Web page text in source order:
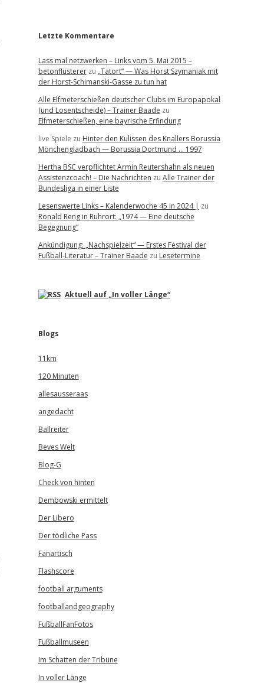
Letzte Kommentare
Lass mal netzwerken – Links vom 5. Mai 2015 –
betonflüstererzu „Tatort“ — Was Horst Szymaniak mit
der Horst-Schimanski-Gasse zu tun hat
Alle Elfmeterschießen deutscher Clubs im Europapokal
(und Losentscheide) – Trainer Baade zu
Elfmeterschießen, eine bayrische Erfindung
live Spiele zu Hinter den Kulissen des Knallers Borussia
Mönchengladbach — Borussia Dortmund … 1997
Hertha BSC verpflichtet Armin Reutershahn als neuen
Assistenzcoach! – Die Nachrichten zu Alle Trainer der
Bundesliga in einer Liste
Lesenswerte Links – Kalenderwoche 45 in 2024 | zu
Ronald Reng in Ruhrort: „1974 — Eine deutsche
Begegnung“
Ankündigung: „Nachspielzeit“ — Erstes Festival der
Fußball-Literatur – Trainer Baade zu Lesetermine
Aktuell auf „In voller Länge“
Blogs
11km
120 Minuten
allesausseraas
angedacht
Ballreiter
Beves Welt
Blog-G
Check von hinten
Dembowski ermittelt
Der Libero
Der tödliche Pass
Fanartisch
Flashscore
football arguments
footballandgeography
FußballFanFotos
Fußballmuseen
Im Schatten der Tribüne
In voller Länge